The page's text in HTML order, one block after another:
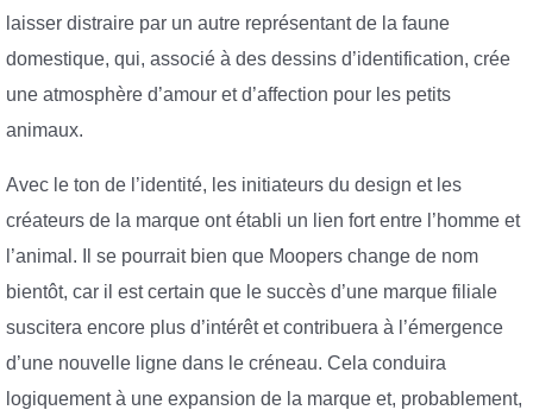
laisser distraire par un autre représentant de la faune
domestique, qui, associé à des dessins d’identification, crée
une atmosphère d’amour et d’affection pour les petits
animaux.
Avec le ton de l’identité, les initiateurs du design et les
créateurs de la marque ont établi un lien fort entre l’homme et
l’animal. Il se pourrait bien que Moopers change de nom
bientôt, car il est certain que le succès d’une marque filiale
suscitera encore plus d’intérêt et contribuera à l’émergence
d’une nouvelle ligne dans le créneau. Cela conduira
logiquement à une expansion de la marque et, probablement,